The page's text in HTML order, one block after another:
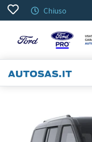
Chiuso